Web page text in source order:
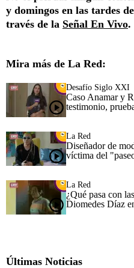
y domingos en las tardes
través de la Señal En Vivo.
Mira más de La Red:
Desafío Siglo XXI
Caso Anamar y
testimonio,
La Red
Diseñador de
víctima del
La Red
¿Qué pasa con
Diomedes Díaz
Últimas Noticias